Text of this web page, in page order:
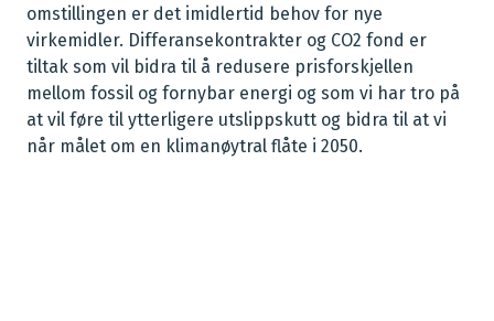
omstillingen er det imidlertid behov for nye
virkemidler. Differansekontrakter og CO2 fond er
tiltak som vil bidra til å redusere prisforskjellen
mellom fossil og fornybar energi og som vi har tro på
at vil føre til ytterligere utslippskutt og bidra til at vi
når målet om en klimanøytral flåte i 2050.